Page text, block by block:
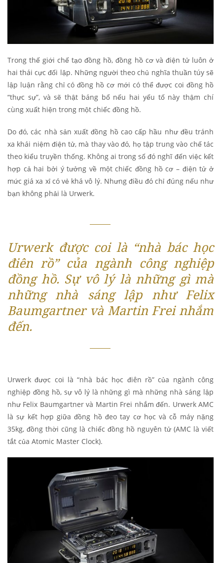
Trong thế giới chế tạo đồng hồ, đồng hồ cơ và điện tử luôn ở
hai thái cực đối lập. Những người theo chủ nghĩa thuần túy sẽ
lập luận rằng chỉ có đồng hồ cơ mới có thể được coi đồng hồ
“thực sự”, và sẽ thật báng bổ nếu hai yếu tố này thậm chí
cùng xuất hiện trong một chiếc đồng hồ.
Do đó, các nhà sản xuất đồng hồ cao cấp hầu như đều tránh
xa khái niệm điện tử, mà thay vào đó, họ tập trung vào chế tác
theo kiểu truyền thống. Không ai trong số đó nghĩ đến việc kết
hợp cả hai bởi ý tưởng về một chiếc đồng hồ cơ – điện tử ở
mức giá xa xỉ có vẻ khá vô lý. Nhưng điều đó chỉ đúng nếu như
bạn không phải là Urwerk.
Urwerk được coi là “nhà bác học
điên rồ” của ngành công nghiệp
đồng hồ. Sự vô lý là những gì mà
những nhà sáng lập như Felix
Baumgartner và Martin Frei nhắm
đến.
Urwerk được coi là “nhà bác học điên rồ” của ngành công
nghiệp đồng hồ, sự vô lý là những gì mà những nhà sáng lập
như Felix Baumgartner và Martin Frei nhắm đến. Urwerk AMC
là sự kết hợp giữa đồng hồ đeo tay cơ học và cỗ máy nặng
35kg, đồng thời cũng là chiếc đồng hồ nguyên tử (AMC là viết
tắt của Atomic Master Clock).